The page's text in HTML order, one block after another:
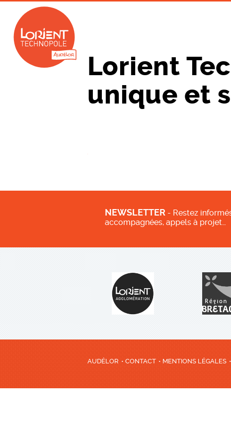
Lorient
unique et
NEWSLETTER - Restez
accompagnées, appels à projet…
AUDÉLOR CONTACT MENTIONS LÉGALES